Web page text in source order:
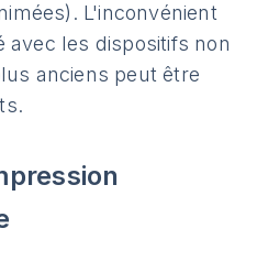
L'inconvénient
avec les dispositifs non
anciens peut être